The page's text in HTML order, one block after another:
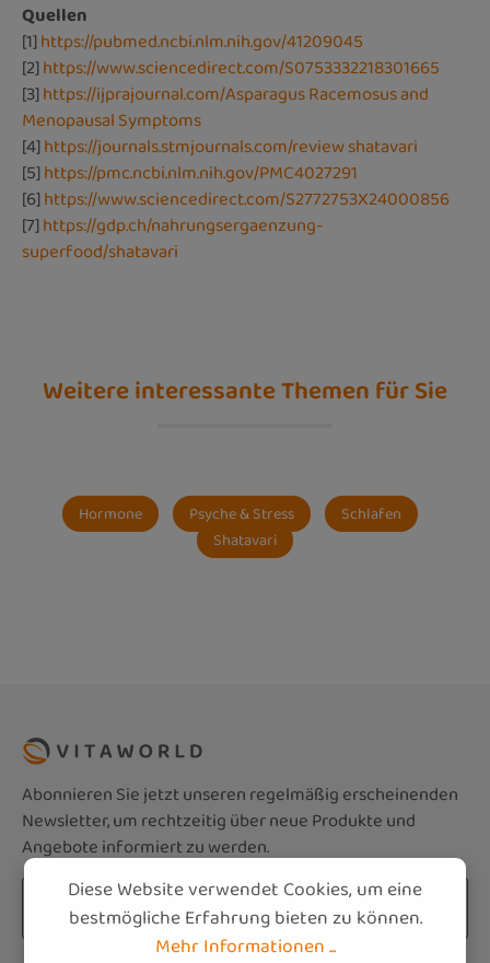
Quellen
[1]https://pubmed.ncbi.nlm.nih.gov/41209045
[2]https://www.sciencedirect.com/S0753332218301665
[3]https://ijprajournal.com/Asparagus Racemosus and
Menopausal Symptoms
[4]https://journals.stmjournals.com/review shatavari
[5]https://pmc.ncbi.nlm.nih.gov/PMC4027291
[6]https://www.sciencedirect.com/S2772753X24000856
[7]https://gdp.ch/nahrungsergaenzung-
superfood/shatavari
Weitere interessante Themen für Sie
Hormone Psyche & Stress
Schlafen
Shatavari
Abonnieren Sie jetzt unseren regelmäßig erscheinenden
Newsletter, um rechtzeitig über neue Produkte und
Angebote informiert zu werden.
E-Mail-Adresse*
Diese Website verwendet Cookies, um eine
bestmögliche Erfahrung bieten zu können.
Mehr Informationen ...